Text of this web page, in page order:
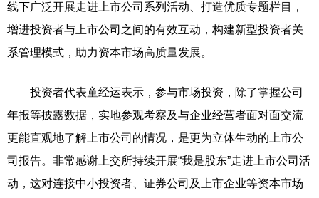
线下广泛开展走进上市公司系列活动、打造优质专题栏目，
增进投资者与上市公司之间的有效互动，构建新型投资者关
系管理模式，助力资本市场高质量发展。
投资者代表童经运表示，参与市场投资，除了掌握公司
年报等披露数据，实地参观考察及与企业经营者面对面交流
更能直观地了解上市公司的情况，是更为立体生动的上市公
司报告。非常感谢上交所持续开展“我是股东”走进上市公司活
动，这对连接中小投资者、证券公司及上市企业等资本市场